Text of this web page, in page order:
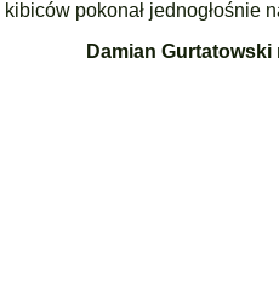
kibiców pokonał jednogłośnie
Damian